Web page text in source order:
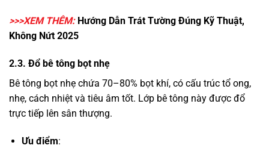
>>>XEM THÊM: Hướng Dẫn Trát Tường Đúng Kỹ Thuật,
Không Nứt 2025
2.3. Đổ bê tông bọt nhẹ
Bê tông bọt nhẹ chứa 70–80% bọt khí, có cấu trúc tổ ong,
nhẹ, cách nhiệt và tiêu âm tốt. Lớp bê tông này được đổ
trực tiếp lên sân thượng.
Ưu điểm: